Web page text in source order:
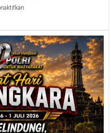
Bali
Gelar
Rapat
Kerja
Terkait
Pengelolaan
Angkutan
Bandara
Ngurah
Rai